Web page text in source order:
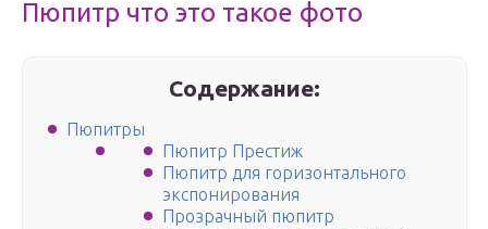
Пюпитр что это такое фото
Содержание:
Пюпитры
Пюпитр Престиж
Пюпитр для горизонтального
экспонирования
Прозрачный пюпитр